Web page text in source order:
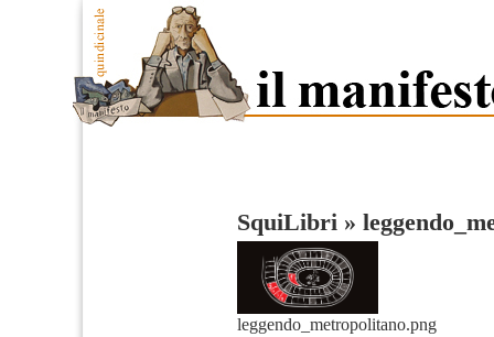
SquiLibri »
leggendo_metropolitano.png